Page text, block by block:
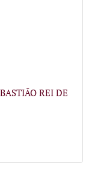
REI DE